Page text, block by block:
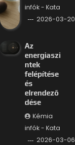
infók - Kata
2026-03-20
Az
energiaszi
ntek
felépítése
és
elrendező
dése
Kémia
infók - Kata
2026-03-06